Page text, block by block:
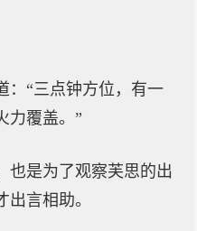
：“三点钟方位，有一
力覆盖。”
也是为了观察芙思的出
言相助。